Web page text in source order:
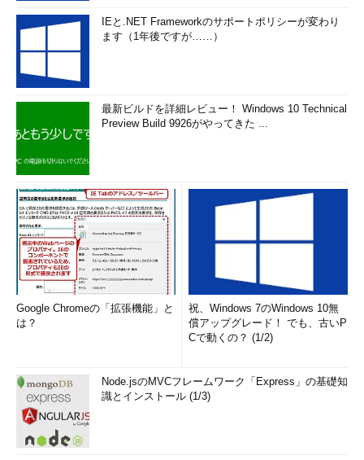
IEと.NET Frameworkのサポートポリシーが変わり
ます（1年後ですが……）
最新ビルドを詳細レビュー！ Windows 10 Technical
Preview Build 9926がやってきた ...
Google Chromeの「拡張機能」と
は？
祝、Windows 7のWindows 10無
償アップグレード！ でも、古いP
Cで動くの？ (1/2)
Node.jsのMVCフレームワーク「Express」の基礎知
識とインストール (1/3)